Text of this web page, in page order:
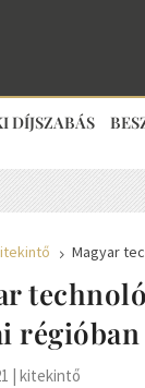
DÍJSZABÁS
5 Magyar
régióban
| kitekintő